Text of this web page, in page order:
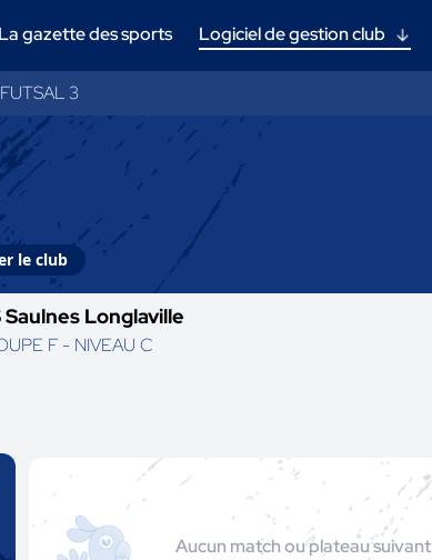
La gazette des sports Logiciel de gestion club
3
le club
Saulnes Longlaville
F - NIVEAU C
Aucun match ou plateau suivant